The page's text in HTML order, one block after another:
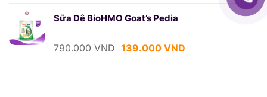
là:
Sữa Dê BioHMO Goat’s Pedia
790.000VND Giá
139.000 VNDGiá